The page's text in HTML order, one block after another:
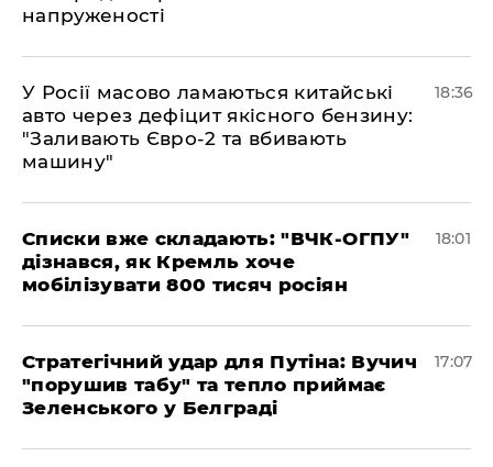
напруженості
У Росії масово ламаються китайські
авто через дефіцит якісного бензину:
"Заливають Євро-2 та вбивають
машину"
18:36
Списки вже складають: "ВЧК-ОГПУ"
дізнався, як Кремль хоче
мобілізувати 800 тисяч росіян
18:01
Стратегічний удар для Путіна: Вучич
"порушив табу" та тепло приймає
Зеленського у Белграді
17:07